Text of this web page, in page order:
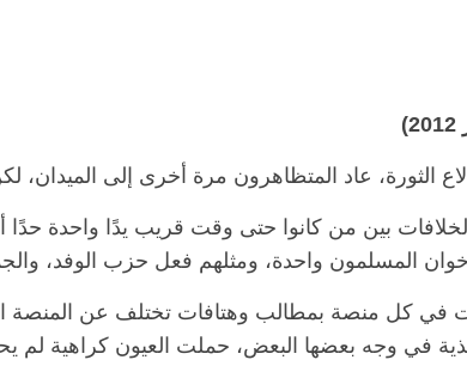
الثورة، عاد المتظاهرون مرة أخرى إلى
بين من كانوا حتى وقت قريب يدًا واحدة حدًا
المسلمون واحدة، ومثلهم فعل حزب الوفد،
كل منصة بمطالب وهتافات تختلف عن المنصة
في وجه بعضها البعض، حملت العيون كراهية لم